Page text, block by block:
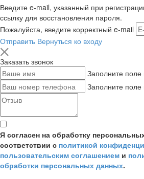
Введите e-mail, указанный при
ссылку для восстановления пароля.
Пожалуйста, введите корректный e-mail
Отправить Вернуться ко входу
Заказать звонок
Заполните
Заполните
Я согласен на обработку
соответствии с политикой
пользовательским соглашением и
обработки персональных данных.